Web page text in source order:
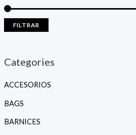
FILTRAR
Categories
ACCESORIOS
BAGS
BARNICES